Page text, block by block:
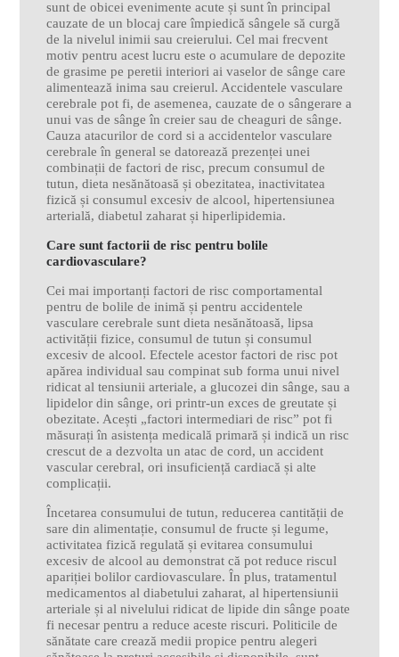
sunt de obicei evenimente acute și sunt în principal
cauzate de un blocaj care împiedică sângele să curgă
de la nivelul inimii sau creierului. Cel mai frecvent
motiv pentru acest lucru este o acumulare de depozite
de grasime pe peretii interiori ai vaselor de sânge care
alimentează inima sau creierul. Accidentele vasculare
cerebrale pot fi, de asemenea, cauzate de o sângerare a
unui vas de sânge în creier sau de cheaguri de sânge.
Cauza atacurilor de cord si a accidentelor vasculare
cerebrale în general se datorează prezenței unei
combinații de factori de risc, precum consumul de
tutun, dieta nesănătoasă și obezitatea, inactivitatea
fizică și consumul excesiv de alcool, hipertensiunea
arterială, diabetul zaharat și hiperlipidemia.
Care sunt factorii de risc pentru bolile
cardiovasculare?
Cei mai importanți factori de risc comportamental
pentru de bolile de inimă și pentru accidentele
vasculare cerebrale sunt dieta nesănătoasă, lipsa
activității fizice, consumul de tutun și consumul
excesiv de alcool. Efectele acestor factori de risc pot
apărea individual sau compinat sub forma unui nivel
ridicat al tensiunii arteriale, a glucozei din sânge, sau a
lipidelor din sânge, ori printr-un exces de greutate și
obezitate. Acești „factori intermediari de risc” pot fi
măsurați în asistența medicală primară și indică un risc
crescut de a dezvolta un atac de cord, un accident
vascular cerebral, ori insuficiență cardiacă și alte
complicații.
Încetarea consumului de tutun, reducerea cantității de
sare din alimentație, consumul de fructe și legume,
activitatea fizică regulată și evitarea consumului
excesiv de alcool au demonstrat că pot reduce riscul
apariției bolilor cardiovasculare. În plus, tratamentul
medicamentos al diabetului zaharat, al hipertensiunii
arteriale și al nivelului ridicat de lipide din sânge poate
fi necesar pentru a reduce aceste riscuri. Politicile de
sănătate care crează medii propice pentru alegeri